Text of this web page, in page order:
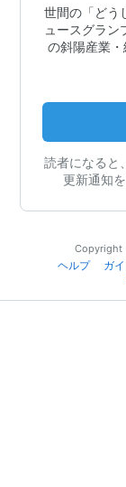
世間の「どう
ュースグラン
の斜陽産業
読者になると
更新通知
Copyright
ヘルプ
ガ